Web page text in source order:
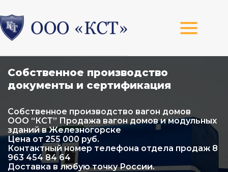
Собственное производство
документы и сертификация
Собственное производство вагон домов
ООО “КСТ” Продажа вагон домов и модульных
зданий в Железногорске
Цена от 255 000 руб.
Контактный номер телефона отдела продаж 8
963 454 84 64
Доставка в любую точку России.